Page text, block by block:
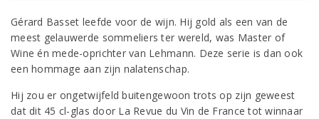
Gérard Basset leefde voor de wijn. Hij gold als een van de
meest gelauwerde sommeliers ter wereld, was Master of
Wine én mede-oprichter van Lehmann. Deze serie is dan ook
een hommage aan zijn nalatenschap.
Hij zou er ongetwijfeld buitengewoon trots op zijn geweest
dat dit 45 cl-glas door La Revue du Vin de France tot winnaar